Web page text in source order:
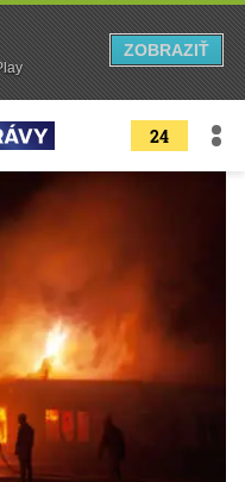
24
ZOBRAZIŤ